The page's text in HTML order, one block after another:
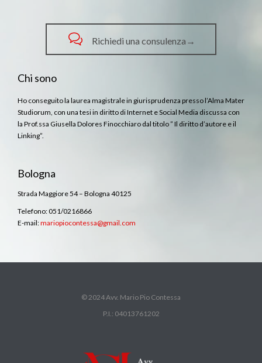
 Richiedi una consulenza→
Chi sono
Ho conseguito la laurea magistrale in giurisprudenza presso l’Alma Mater
Studiorum, con una tesi in diritto di Internet e Social Media discussa con
la Prof.ssa Giusella Dolores Finocchiaro dal titolo ” Il diritto d’autore e il
Linking”.
Bologna
Strada Maggiore 54 – Bologna 40125
Telefono: 051/0216866
E-mail:mariopiocontessa@gmail.com
© 2024 Avv. Mario Pio Contessa
P.I.: 04013761202